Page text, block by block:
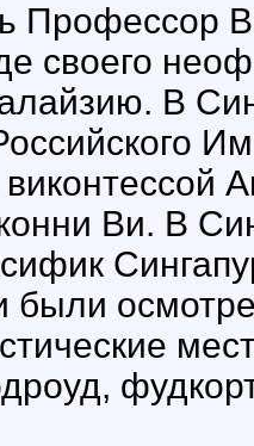
Профессор
своего
В
Ви. В
были